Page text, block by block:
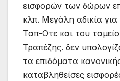
εισφορών των δώρων
κλπ. Μεγάλη αδικία
Ταπ-Οτε και του
Τραπέζης. δεν
τα επιδόματα
καταβληθείσες